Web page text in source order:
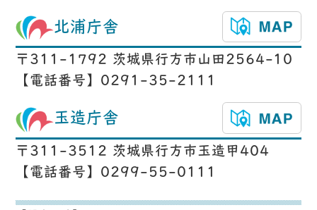
北浦庁舎
〒311-1792 茨城県行方市山田2564-10
【電話番号】0291-35-2111
玉造庁舎
〒311-3512 茨城県行方市玉造甲404
【電話番号】0299-55-0111